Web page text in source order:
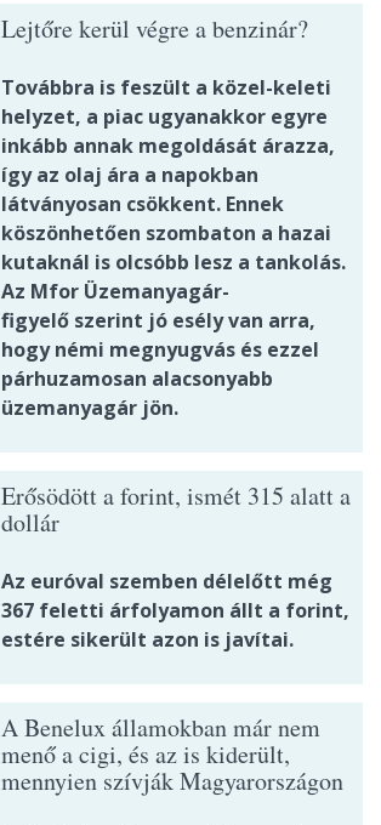
Lejtőre kerül végre a benzinár?
Továbbra is feszült a közel-keleti
helyzet, a piac ugyanakkor egyre
inkább annak megoldását árazza,
így az olaj ára a napokban
látványosan csökkent. Ennek
köszönhetően szombaton a hazai
kutaknál is olcsóbb lesz a tankolás.
Az Mfor Üzemanyagár-
figyelő szerint jó esély van arra,
hogy némi megnyugvás és ezzel
párhuzamosan alacsonyabb
üzemanyagár jön.
Erősödött a forint, ismét 315 alatt a
dollár
Az euróval szemben délelőtt még
367 feletti árfolyamon állt a forint,
estére sikerült azon is javítai.
A Benelux államokban már nem
menő a cigi, és az is kiderült,
mennyien szívják Magyarországon